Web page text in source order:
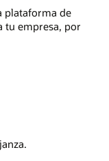
plataforma de
tu empresa, por